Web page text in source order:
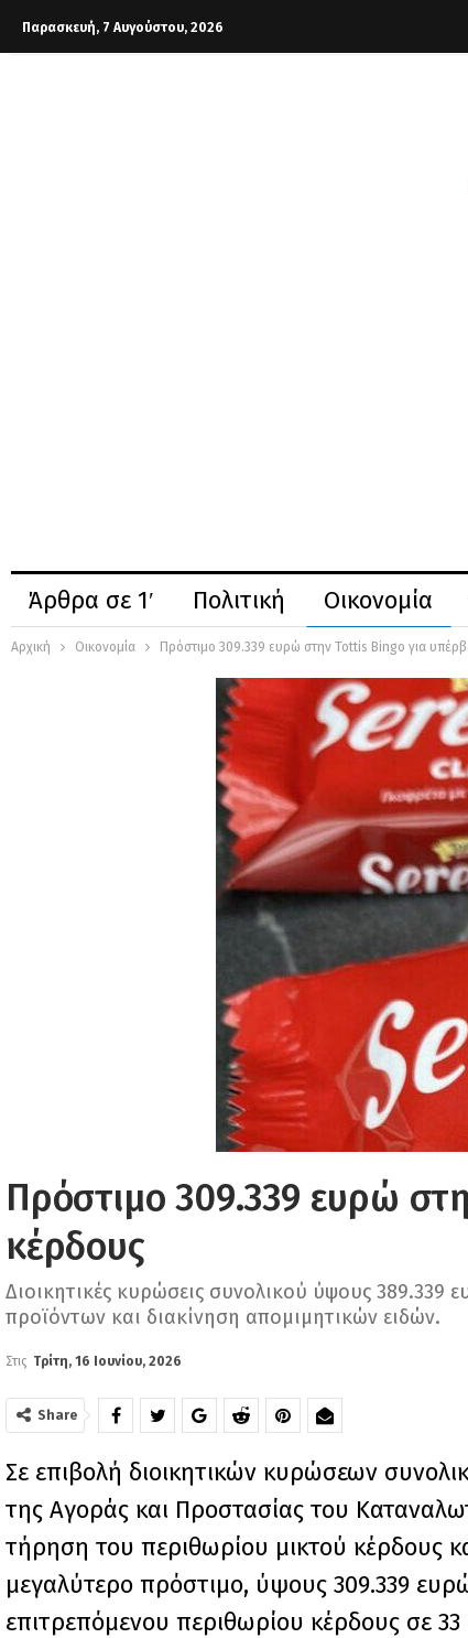
Παρασκευή, 7 Αυγούστου, 2026
Άρθρα σε 1′ Πολιτική Οικονομία
Αρχική Οικονομία Πρόστιμο 309.339 ευρώ στην Tottis Bingo για
Πρόστιμο 309.339 ευρώ
κέρδους
Διοικητικές κυρώσεις συνολικού ύψους 389.339
προϊόντων και διακίνηση απομιμητικών ειδών.
Στις Τρίτη, 16 Ιουνίου, 2026
Share
Σε επιβολή διοικητικών κυρώσεων
της Αγοράς και Προστασίας του
τήρηση του περιθωρίου μικτού κέρδους
μεγαλύτερο πρόστιμο, ύψους 309.339
επιτρεπόμενου περιθωρίου κέρδους σε